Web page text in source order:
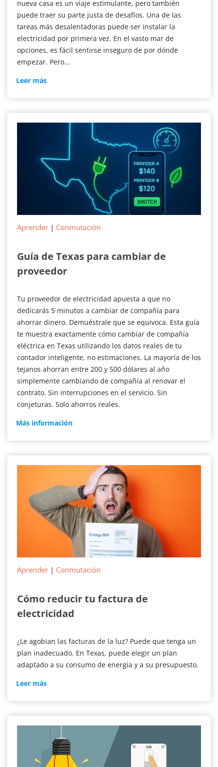
nueva casa es un viaje estimulante, pero también
puede traer su parte justa de desafíos. Una de las
tareas más desalentadoras puede ser instalar la
electricidad por primera vez. En el vasto mar de
opciones, es fácil sentirse inseguro de por dónde
empezar. Pero...
Leer másNuevo
electricidad
Aprender | Conmutación
Guía de Texas para cambiar de
proveedor
Tu proveedor de electricidad apuesta a que no
dedicarás 5 minutos a cambiar de compañía para
ahorrar dinero. Demuéstrale que se equivoca. Esta guía
te muestra exactamente cómo cambiar de compañía
eléctrica en Texas utilizando los datos reales de tu
contador inteligente, no estimaciones. La mayoría de los
tejanos ahorran entre 200 y 500 dólares al año
simplemente cambiando de compañía al renovar el
contrato. Sin interrupciones en el servicio. Sin
conjeturas. Solo ahorros reales.
Más informaciónGuía
para
cambiar
proveedor
Aprender | Conmutación
Cómo reducir tu factura de
electricidad
¿Le agobian las facturas de la luz? Puede que tenga un
plan inadecuado. En Texas, puede elegir un plan
adaptado a su consumo de energía y a su presupuesto.
Leer másCómo
factura
luz